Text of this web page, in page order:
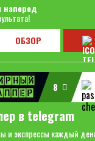
наперед
ОБЗОР
8
в telegram
и экспрессы каждый